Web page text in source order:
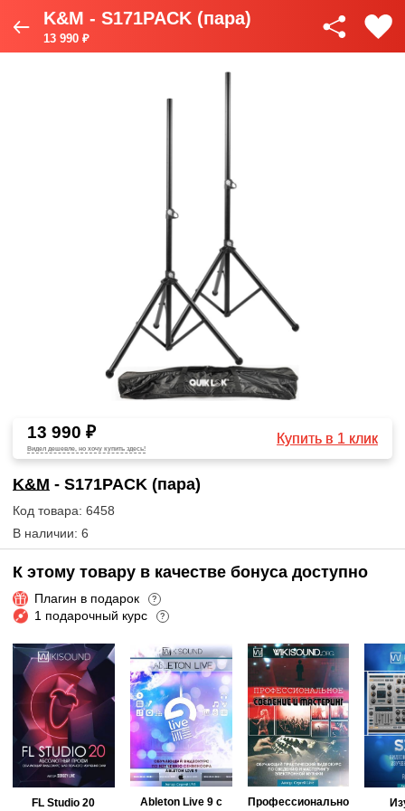
K&M - S171PACK (пара)
13 990 ₽
13 990 ₽
Видел дешевле, но хочу купить здесь!
Купить в 1 клик
K&M - S171PACK (пара)
Код товара: 6458
В наличии: 6
К этому товару в качестве бонуса доступно
Плагин в подарок ?
1 подарочный курс ?
FL Studio 20
Ableton Live 9 с
Профессионально